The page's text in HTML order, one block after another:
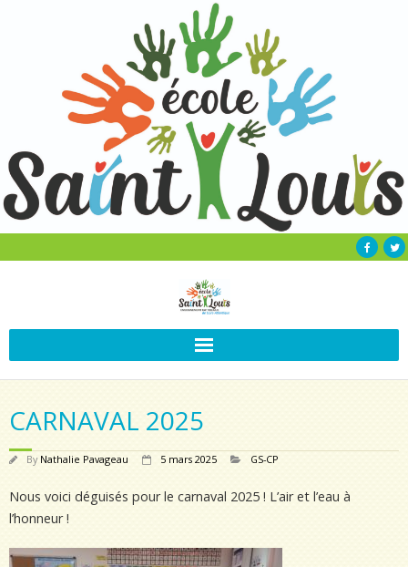
CARNAVAL 2025
By Nathalie Pavageau 5 mars 2025 GS-CP
Nous voici déguisés pour le carnaval 2025 ! L’air et l’eau à
l’honneur !